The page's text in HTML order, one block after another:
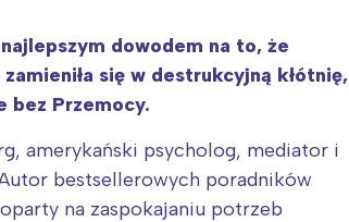
dowodem na to, że
się w destrukcyjną kłótnię,
bez Przemocy.
amerykański psycholog, mediator i
bestsellerowych poradników
na zaspokajaniu potrzeb